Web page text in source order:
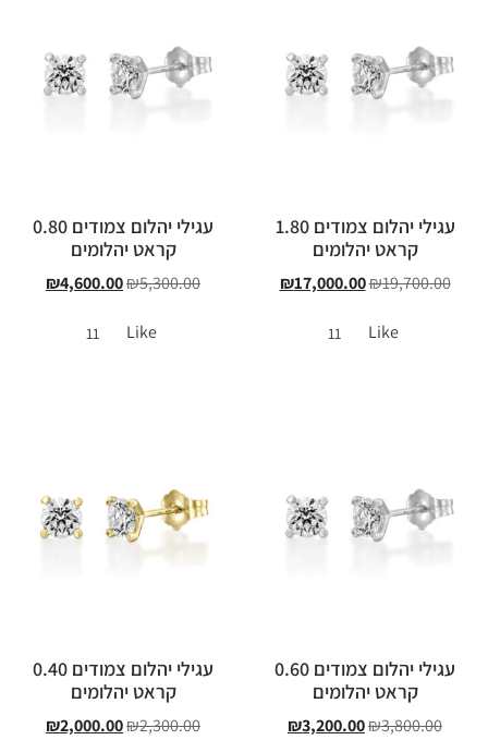
עגילי יהלום צמודים 1.80
קראט יהלומים
₪19,700.00
₪17,000.00
Like
11
עגילי יהלום צמודים 0.80
קראט יהלומים
₪5,300.00
₪4,600.00
Like
11
עגילי יהלום צמודים 0.60
קראט יהלומים
₪3,800.00
₪3,200.00
עגילי יהלום צמודים 0.40
קראט יהלומים
₪2,300.00
₪2,000.00